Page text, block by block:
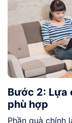
Bước 2: Lựa
phù hợp
Phần quà chính